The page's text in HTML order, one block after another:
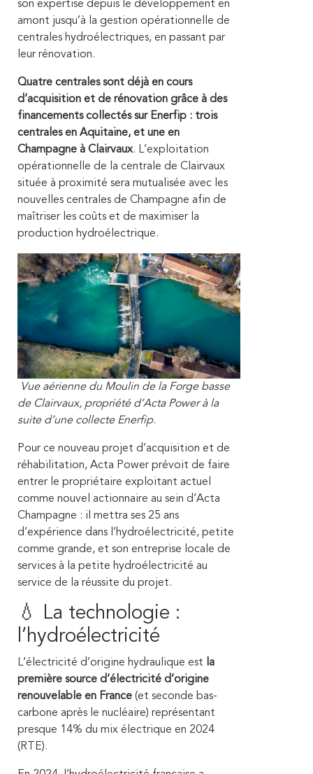
son expertise depuis le développement en
amont jusqu’à la gestion opérationnelle de
centrales hydroélectriques, en passant par
leur rénovation.
Quatre centrales sont déjà en cours
d’acquisition et de rénovation grâce à des
financements collectés sur Enerfip : trois
centrales en Aquitaine, et une en
Champagne à Clairvaux. L’exploitation
opérationnelle de la centrale de Clairvaux
située à proximité sera mutualisée avec les
nouvelles centrales de Champagne afin de
maîtriser les coûts et de maximiser la
production hydroélectrique.
Vue aérienne du Moulin de la Forge basse
de Clairvaux, propriété d’Acta Power à la
suite d’une collecte Enerfip.
Pour ce nouveau projet d’acquisition et de
réhabilitation, Acta Power prévoit de faire
entrer le propriétaire exploitant actuel
comme nouvel actionnaire au sein d’Acta
Champagne : il mettra ses 25 ans
d’expérience dans l’hydroélectricité, petite
comme grande, et son entreprise locale de
services à la petite hydroélectricité au
service de la réussite du projet.
💧 La technologie :
l’hydroélectricité
L’électricité d’origine hydraulique est la
première source d’électricité d’origine
renouvelable en France (et seconde bas-
carbone après le nucléaire) représentant
presque 14% du mix électrique en 2024
(RTE).